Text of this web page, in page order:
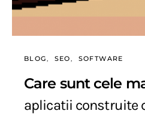
BLOG SEO SOFTWARE
Care sunt cele
aplicatii construite